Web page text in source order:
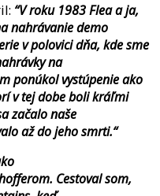
“V roku 1983 Flea a ja,
nahrávanie demo
v polovici dňa, kde sme
na
ponúkol vystúpenie ako
v tej dobe boli kráľmi
začalo naše
až do jeho smrti.“
Cestoval som,